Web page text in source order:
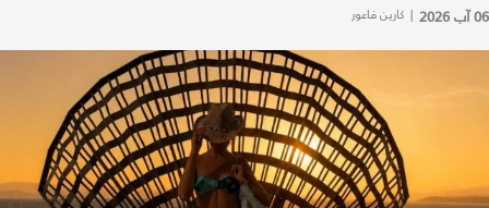
06 آب 2026 | كارين فاعور